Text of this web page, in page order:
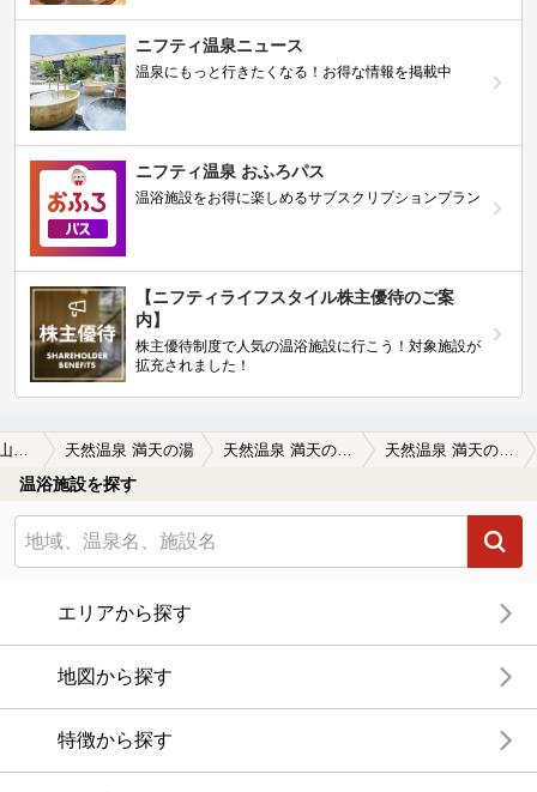
ニフティ温泉ニュース
温泉にもっと行きたくなる！お得な情報を掲載中
ニフティ温泉 おふろパス
温浴施設をお得に楽しめるサブスクリプションプラン
【ニフティライフスタイル株主優待のご案
内】
株主優待制度で人気の温浴施設に行こう！対象施設が
拡充されました！
柏・野田・流山周辺 天然温泉 満天の湯 天然温泉 満天の湯の口コミ一覧 天然温泉 満天の湯の口コミ 温泉ブームが去ったのか、かつてのような…
温浴施設を探す
エリアから探す
地図から探す
特徴から探す